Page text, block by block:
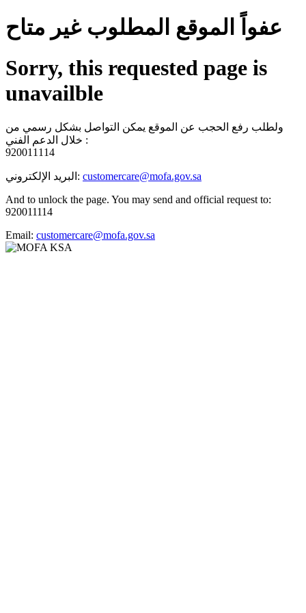
عفواً الموقع المطلوب غير متاح
Sorry, this requested page is
unavailble
ولطلب رفع الحجب عن الموقع يمكن التواصل بشكل رسمي من
خلال الدعم الفني :
920011114
البريد الإلكتروني: customercare@mofa.gov.sa
And to unlock the page. You may send and official request to:
920011114
Email: customercare@mofa.gov.sa